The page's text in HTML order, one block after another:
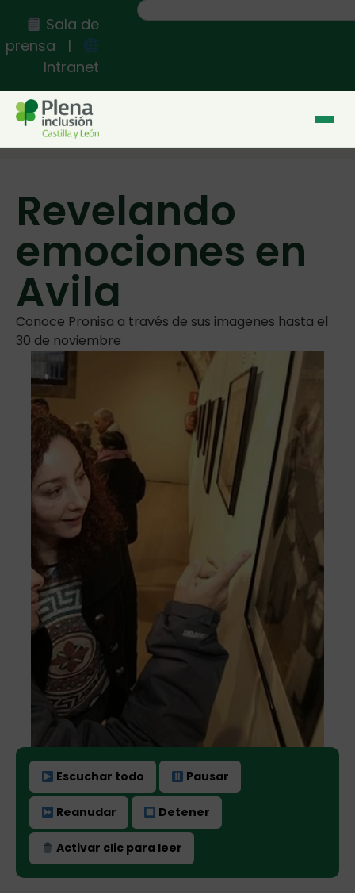
Sala de
prensa |
Intranet
Inicio >> Revelando emociones en Avila
Revelando
emociones en
Avila
Conoce Pronisa a través de sus imagenes hasta el
30 de noviembre
Escuchar todo Pausar
Reanudar Detener
Activar clic para leer